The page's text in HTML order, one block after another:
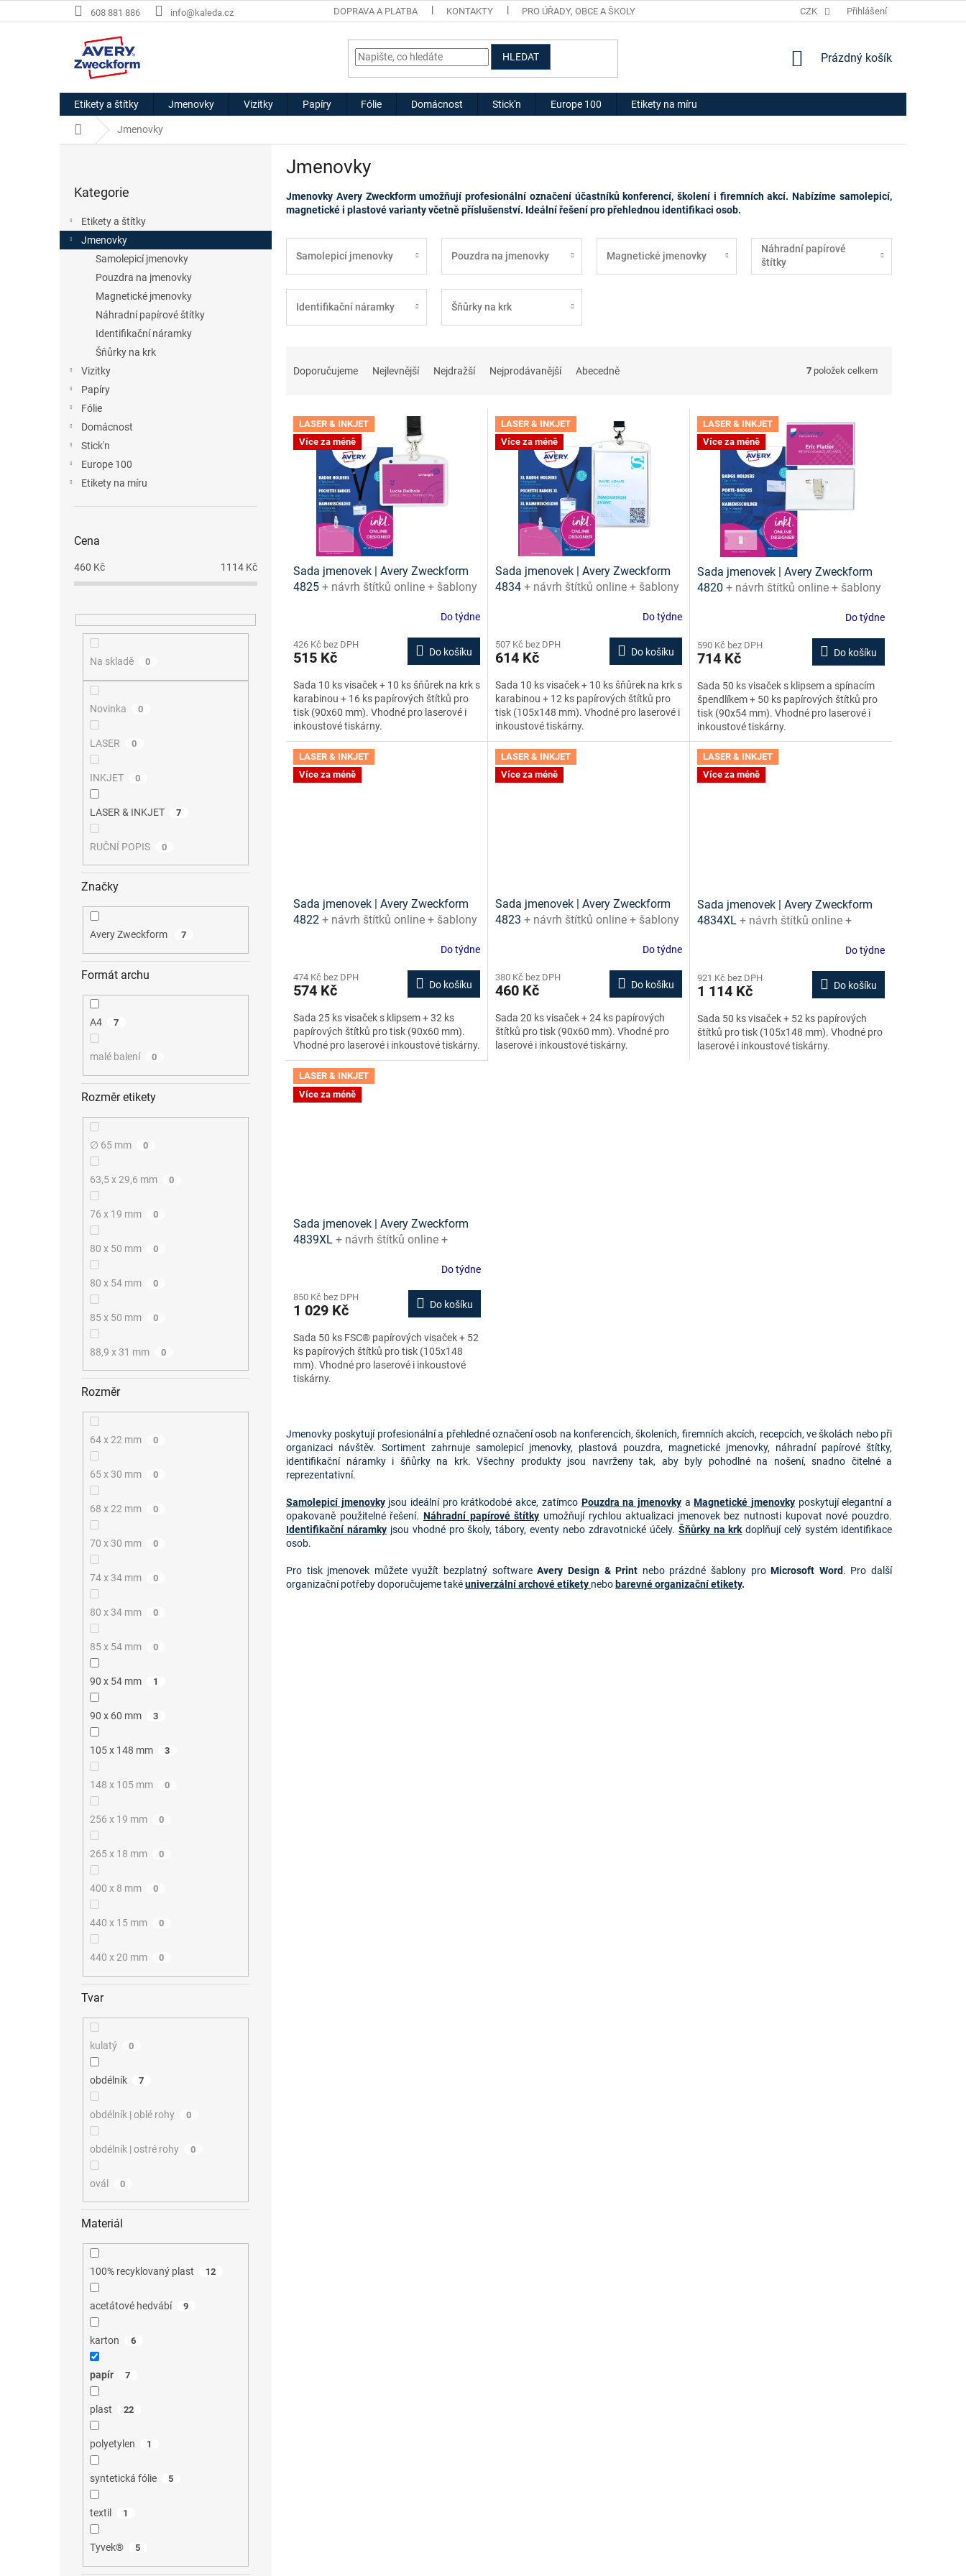
na
608 881 886 info@kaleda.cz DOPRAVA A PLATBA KONTAKTY PRO ÚŘADY, OBCE A ŠKOLY HODNOCENÍ OBCHODU
CZK Přihlášení
HLEDAT
NÁKUPNÍ
Prázdný košík
Etikety a štítky Jmenovky Vizitky Papíry Fólie Domácnost Stick'n Europe 100 Etikety na míru
Domů Jmenovky
a
n
kategorie
Kategorie
Etikety a štítky
Jmenovky
Samolepicí jmenovky
Pouzdra na jmenovky
Magnetické jmenovky
Náhradní papírové štítky
Identifikační náramky
Šňůrky na krk
Vizitky
Papíry
Fólie
Domácnost
Stick'n
Europe 100
Etikety na míru
Cena
460 Kč 1114 Kč
Na skladě 0
Novinka 0
LASER 0
INKJET 0
LASER & INKJET 7
RUČNÍ POPIS 0
Značky
Avery Zweckform 7
Formát archu
A4 7
malé balení 0
Rozměr etikety
∅ 65 mm 0
63,5 x 29,6 mm 0
76 x 19 mm 0
80 x 50 mm 0
80 x 54 mm 0
85 x 50 mm 0
88,9 x 31 mm 0
Rozměr
64 x 22 mm 0
65 x 30 mm 0
68 x 22 mm 0
70 x 30 mm 0
74 x 34 mm 0
80 x 34 mm 0
85 x 54 mm 0
90 x 54 mm 1
90 x 60 mm 3
105 x 148 mm 3
148 x 105 mm 0
256 x 19 mm 0
265 x 18 mm 0
400 x 8 mm 0
440 x 15 mm 0
440 x 20 mm 0
Tvar
kulatý 0
obdélník 7
obdélník | oblé rohy 0
obdélník | ostré rohy 0
ovál 0
Materiál
100% recyklovaný plast 12
acetátové hedvábí 9
karton 6
papír 7
plast 22
polyetylen 1
syntetická fólie 5
textil 1
Tyvek® 5
Jmenovky
Jmenovky Avery Zweckform umožňují profesionální označení účastníků konferencí, školení i firemních akcí. Nabízíme samolepicí,
magnetické i plastové varianty včetně příslušenství. Ideální řešení pro přehlednou identifikaci osob.
Samolepicí jmenovky Pouzdra na jmenovky Magnetické jmenovky
Náhradní papírové
štítky
Identifikační náramky Šňůrky na krk
Doporučujeme Nejlevnější Nejdražší Nejprodávanější Abecedně 7 položek celkem
V LASER & INKJET
Více za méně
Sada jmenovek | Avery Zweckform
4825 + návrh štítků online + šablony
Do týdne
426 Kč bez DPH
515 Kč Do košíku
Sada 10 ks visaček + 10 ks šňůrek na krk s
karabinou + 16 ks papírových štítků pro
tisk (90x60 mm). Vhodné pro laserové i
inkoustové tiskárny.
LASER & INKJET
Více za méně
Sada jmenovek | Avery Zweckform
4834 + návrh štítků online + šablony
Do týdne
507 Kč bez DPH
614 Kč Do košíku
Sada 10 ks visaček + 10 ks šňůrek na krk s
karabinou + 12 ks papírových štítků pro
tisk (105x148 mm). Vhodné pro laserové i
inkoustové tiskárny.
LASER & INKJET
Více za méně
Sada jmenovek | Avery Zweckform
4820 + návrh štítků online + šablony
Do týdne
590 Kč bez DPH
714 Kč Do košíku
Sada 50 ks visaček s klipsem a spínacím
špendlíkem + 50 ks papírových štítků pro
tisk (90x54 mm). Vhodné pro laserové i
inkoustové tiskárny.
LASER & INKJET
Více za méně
Sada jmenovek | Avery Zweckform
4822 + návrh štítků online + šablony
Do týdne
474 Kč bez DPH
574 Kč Do košíku
Sada 25 ks visaček s klipsem + 32 ks
papírových štítků pro tisk (90x60 mm).
Vhodné pro laserové i inkoustové tiskárny.
LASER & INKJET
Více za méně
Sada jmenovek | Avery Zweckform
4823 + návrh štítků online + šablony
Do týdne
380 Kč bez DPH
460 Kč Do košíku
Sada 20 ks visaček + 24 ks papírových
štítků pro tisk (90x60 mm). Vhodné pro
laserové i inkoustové tiskárny.
LASER & INKJET
Více za méně
Sada jmenovek | Avery Zweckform
4834XL + návrh štítků online +
Do týdne
921 Kč bez DPH
1 114 Kč Do košíku
Sada 50 ks visaček + 52 ks papírových
štítků pro tisk (105x148 mm). Vhodné pro
laserové i inkoustové tiskárny.
LASER & INKJET
Více za méně
Sada jmenovek | Avery Zweckform
4839XL + návrh štítků online +
Do týdne
850 Kč bez DPH
1 029 Kč Do košíku
Sada 50 ks FSC® papírových visaček + 52
ks papírových štítků pro tisk (105x148
mm). Vhodné pro laserové i inkoustové
tiskárny.
v
l
á
d
í
p
r
y
v
Jmenovky poskytují profesionální a přehledné označení osob na konferencích, školeních, firemních akcích, recepcích, ve školách nebo při
organizaci návštěv. Sortiment zahrnuje samolepicí jmenovky, plastová pouzdra, magnetické jmenovky, náhradní papírové štítky,
identifikační náramky i šňůrky na krk. Všechny produkty jsou navrženy tak, aby byly pohodlné na nošení, snadno čitelné a
reprezentativní.
Samolepicí jmenovkyjsou ideální pro krátkodobé akce, zatímco Pouzdra na jmenovkyaMagnetické jmenovkyposkytují elegantní a
opakovaně použitelné řešení. Náhradní papírové štítky umožňují rychlou aktualizaci jmenovek bez nutnosti kupovat nové pouzdro.
Identifikační náramkyjsou vhodné pro školy, tábory, eventy nebo zdravotnické účely. Šňůrky na krkdoplňují celý systém identifikace
osob.
Pro tisk jmenovek můžete využít bezplatný software Avery Design & Print nebo prázdné šablony pro Microsoft Word. Pro další
organizační potřeby doporučujeme také univerzální archové etikety nebo barevné organizační etikety.